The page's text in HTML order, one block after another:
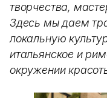
творчества,
Здесь мы даем
локальную
итальянское и
окружении